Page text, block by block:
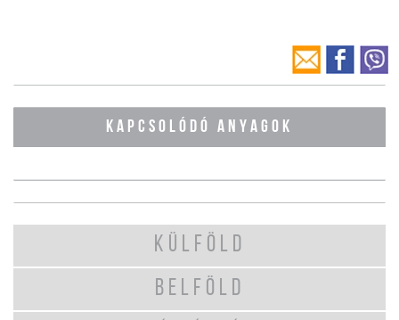
KAPCSOLÓDÓ ANYAGOK
KÜLFÖLD
BELFÖLD